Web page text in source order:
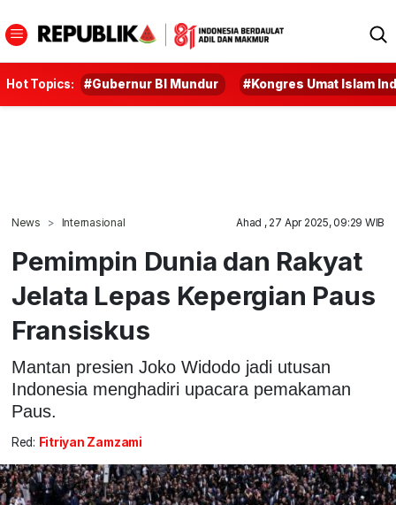
Hot Topics: #Gubernur BI Mundur #Kongres Umat Islam
News Internasional Ahad , 27 Apr 2025, 09:29 WIB
Pemimpin Dunia dan Rakyat
Jelata Lepas Kepergian Paus
Fransiskus
Mantan presien Joko Widodo jadi utusan
Indonesia menghadiri upacara pemakaman
Paus.
Red: Fitriyan Zamzami